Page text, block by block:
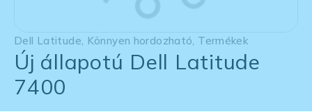
Dell Latitude Könnyen hordozható Termékek
Új állapotú Dell Latitude
7400